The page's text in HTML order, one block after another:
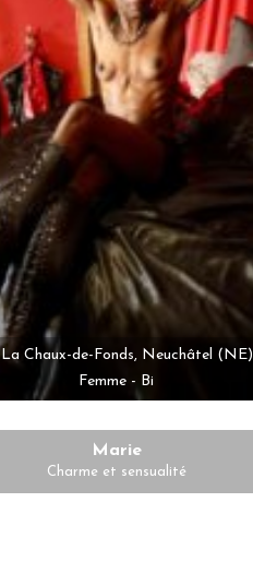
La Chaux-de-Fonds, Neuchâtel (NE)
Femme - Bi
Marie
Charme et sensualité